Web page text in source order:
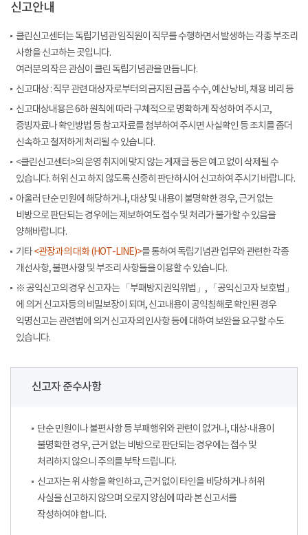
신고안내
클린신고센터는 독립기념관 임직원이 직무를 수행하면서 발생하는 각종 부조리
사항을 신고하는 곳입니다.
여러분의 작은 관심이 클린 독립기념관을 만듭니다.
신고대상 : 직무 관련 대상자로부터의 금지된 금품 수수, 예산 낭비, 채용 비리 등
신고대상내용은 6하 원칙에 따라 구체적으로 명확하게 작성하여 주시고,
증빙자료나 확인방법 등 참고자료를 첨부하여 주시면 사실확인 등 조치를 좀더
신속하고 철저하게 처리될 수 있습니다.
<클린신고센터>의 운영 취지에 맞지 않는 게재글 등은 예고 없이 삭제될 수
있습니다. 허위 신고 하지 않도록 신중히 판단하시어 신고하여 주시기 바랍니다.
아울러 단순 민원에 해당하거나, 대상 및 내용이 불명확한 경우, 근거 없는
비방으로 판단되는 경우에는 제보하여도 접수 및 처리가 불가할 수 있음을
양해바랍니다.
기타<관장과의 대화 (HOT-LINE)>를 통하여 독립기념관 업무와 관련한 각종
개선사항, 불편사항 및 부조리 사항들을 이용할 수 있습니다.
※ 공익신고의 경우 신고자는 「부패방지권익위법」, 「공익신고자 보호법」
에 의거 신고자등의 비밀보장이 되며, 신고내용이 공익침해로 확인된 경우
익명신고는 관련법에 의거 신고자의 인사항 등에 대하여 보완을 요구할 수도
있습니다.
신고자 준수사항
단순 민원이나 불편사항 등 부패행위와 관련이 없거나, 대상·내용이
불명확한 경우, 근거 없는 비방으로 판단되는 경우에는 접수 및
처리하지 않으니 주의를 부탁 드립니다.
신고자는 위 사항을 확인하고, 근거 없이 타인을 비당하거나 허위
사실을 신고하지 않으며 오로지 양심에 따라 본 신고서를
작성하여야 합니다.